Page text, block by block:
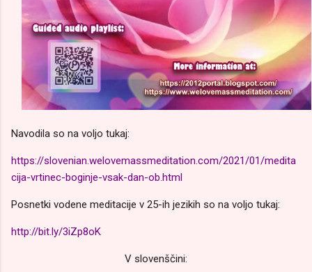
Navodila so na voljo tukaj:
https://slovenian.welovemassmeditation.com/2021/01/medita
cija-vrtinec-boginje-vsak-dan-ob.html
Posnetki vodene meditacije v 25-ih jezikih so na voljo tukaj:
http://bit.ly/3iZp8oK
V slovenščini: